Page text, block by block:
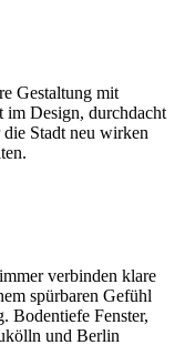
Gestaltung mit
im Design, durchdacht
Stadt neu wirken
verbinden klare
spürbaren Gefühl
Bodentiefe Fenster,
und Berlin